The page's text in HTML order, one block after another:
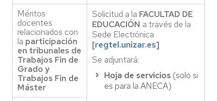
Méritos
docentes
relacionados con
la participación
en tribunales de
Trabajos Fin de
Grado y
Trabajos Fin de
Máster
Solicitud a la FACULTAD DE
EDUCACIÓN a través de la
Sede Electrónica
[regtel.unizar.es]
Se adjuntará:
Hoja de servicios (solo si
es para la ANECA)